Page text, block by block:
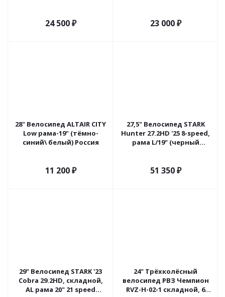
24 500₽ 23 000₽
28" Велосипед ALTAIR CITY
Low рама-19" (тёмно-
синий\ белый) Россия
11 200₽
27,5" Велосипед STARK
Hunter 27.2HD '25 8-speed,
рама L/19" (черный
51 350₽
29" Велосипед STARK '23
Cobra 29.2HD, складной,
AL рама 20" 21 speed
24" Трёхколёсный
велосипед РВЗ Чемпион
RVZ-H-02-1 складной, 6